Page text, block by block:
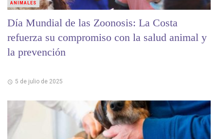
Día Mundial de las Zoonosis: La Costa
refuerza su compromiso con la salud animal y
la prevención
5 de julio de 2025
ANIMALES